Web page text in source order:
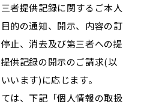
者提供記録に関するご本人
的の通知、開示、内容の訂
止、消去及び第三者への提
供記録の開示のご請求(以
います)に応じます。
は、下記「個人情報の取扱